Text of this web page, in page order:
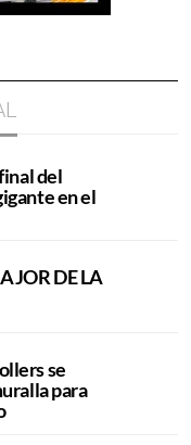
del
en el
DE LA
se
para